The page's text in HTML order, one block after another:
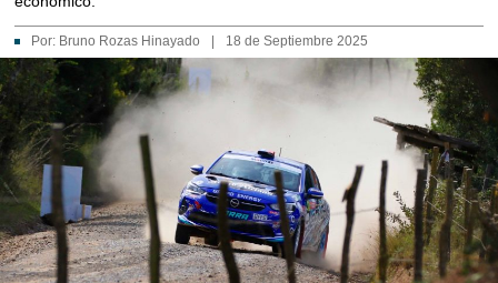
Por: Bruno Rozas Hinayado 18 de Septiembre 2025